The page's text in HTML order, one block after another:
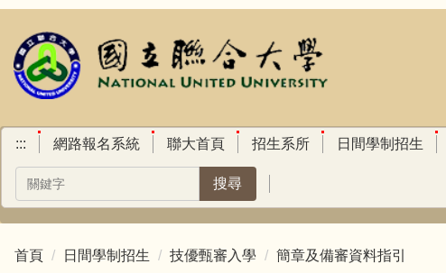
跳
主
要
區
::: 網路報名系統 聯大首頁 招生系所 日間學制招生
搜尋
首頁 日間學制招生 技優甄審入學 簡章及備審資料指引